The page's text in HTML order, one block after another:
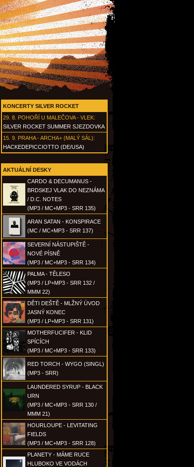
KONCERTY SILVER ROCKET
29. 8. POHOŘÍ U MALEČOVA - VLEK:
SILVER ROCKET SUMMER SJEZDOVKA
15. 9. PRAHA - ARCHA+ (MALÝ SÁL):
HACKEDEPICCIOTTO (DE/USA)
AKTUÁLNÍ DESKY
CARDO & DECUMANUS -
BRDSKEJ VLAK DO NEZNÁMA
/ D.C. NOTES
(MP3 / MC+MP3 - SRR 135)
ARAN SATAN - KONSPIRACE
(MC / MC+MP3 - SRR 137)
SEVERNÍ NÁSTUPIŠTĚ -
NOVÉ PÍSNĚ
(MP3 / MC+MP3 - SRR 134)
PALMA - TĚLESO
(MP3 / LP+MP3 - SRR 132 /
MMM 22)
DĚTI DEŠTĚ - MLŽNÝ ÚVOD
JASNÝ KONEC
(MP3 / LP+MP3 - SRR 131)
MOTHERFUCIFER - KLID
SPÍCÍCH
(MP3 / MC+MP3 - SRR 133)
RED TORCH - WYGO (SINGL)
(MP3 - SRR)
LAUNDERED SYRUP - BLACK
URN
(MP3 / MC+MP3 - SRR 130 /
MMM 21)
HOURLOUPE - LEVITATING
FIELDS
(MP3 / MC+MP3 - SRR 128)
PLANETY - MÁME RUCE
HLUBOKO VE VODÁCH